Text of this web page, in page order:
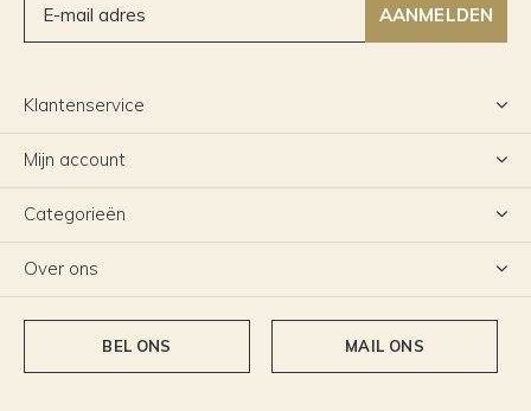
AANMELDEN
Klantenservice
Mijn account
Categorieën
Over ons
BEL ONS MAIL ONS